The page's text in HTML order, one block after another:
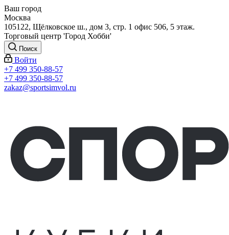
Ваш город
Москва
105122, Щёлковское ш., дом 3, стр. 1 офис 506, 5 этаж.
Торговый центр 'Город Хобби'
Поиск
Войти
+7 499 350-88-57
+7 499 350-88-57
zakaz@sportsimvol.ru